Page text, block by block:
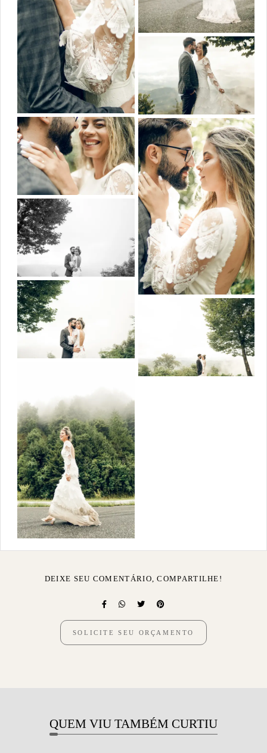
DEIXE SEU COMENTÁRIO, COMPARTILHE!
SOLICITE SEU ORÇAMENTO
QUEM VIU TAMBÉM CURTIU